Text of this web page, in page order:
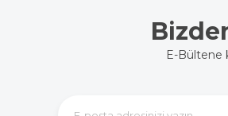
E-Bültene